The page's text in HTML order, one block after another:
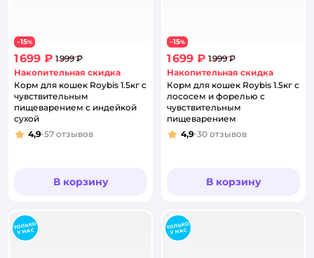
−15%
1 699 ₽ 1 999 ₽
Накопительная скидка
Корм для кошек Roybis 1.5кг с
чувствительным
пищеварением с индейкой
сухой
Рейтинг:
4,9 57 отзывов
В корзину
−15%
1 699 ₽ 1 999 ₽
Накопительная скидка
Корм для кошек Roybis 1.5кг с
лососем и форелью с
чувствительным
пищеварением
Рейтинг:
4,9 30 отзывов
В корзину